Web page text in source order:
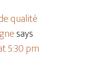
qualité
says
5:30 pm